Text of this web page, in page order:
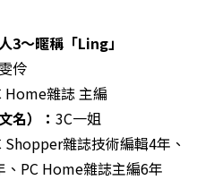
3～暱稱「Ling」
伶
Home雜誌 主編
名）：3C一姐
Shopper雜誌技術編輯4年、
PC Home雜誌主編6年